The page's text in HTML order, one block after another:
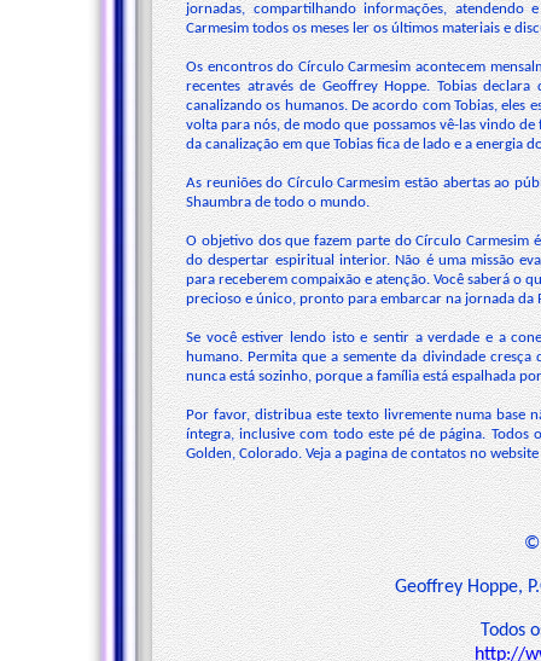
jornadas, compartilhando informações,
Carmesim todos os meses ler os últimos materiais e
Os encontros do Círculo Carmesim acontecem
recentes através de Geoffrey Hoppe. Tobias
canalizando os humanos. De acordo com Tobias, eles
volta para nós, de modo que possamos vê-las vindo
da canalização em que Tobias fica de lado e a energia
As reuniões do Círculo Carmesim estão abertas ao
Shaumbra de todo o mundo.
O objetivo dos que fazem parte do Círculo Carmesim
do despertar espiritual interior. Não é uma missão
para receberem compaixão e atenção. Você saberá o
precioso e único, pronto para embarcar na jornada da
Se você estiver lendo isto e sentir a verdade e a
humano. Permita que a semente da divindade
nunca está sozinho, porque a família está espalhada
Por favor, distribua este texto livremente numa base
íntegra, inclusive com todo este pé de página.
Golden, Colorado. Veja a pagina de contatos no website
©
Geoffrey Hoppe,
Todos
http://